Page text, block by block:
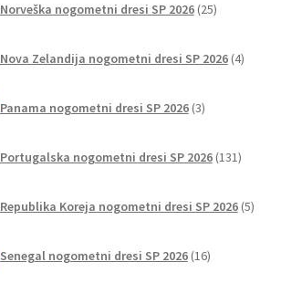
Norveška nogometni dresi SP 2026 25izdelkov
Nova Zelandija nogometni dresi SP 2026 4izdelki
Panama nogometni dresi SP 2026 3izdelki
Portugalska nogometni dresi SP 2026 131
Republika Koreja nogometni dresi SP 2026 5
Senegal nogometni dresi SP 2026 16izdelkov